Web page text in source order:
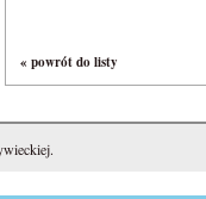
« powrót do listy